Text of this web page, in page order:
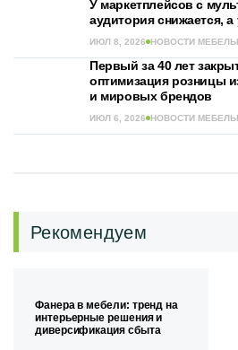
У маркетплейсов с
аудитория снижается,
ИЮЛ 8, 2026 НОВОСТИ
Первый за 40 лет
оптимизация розницы
и мировых брендов
ИЮЛ 6, 2026 НОВОСТИ
Рекомендуем
Фанера в мебели: тренд на
интерьерные решения и
диверсификация сбыта